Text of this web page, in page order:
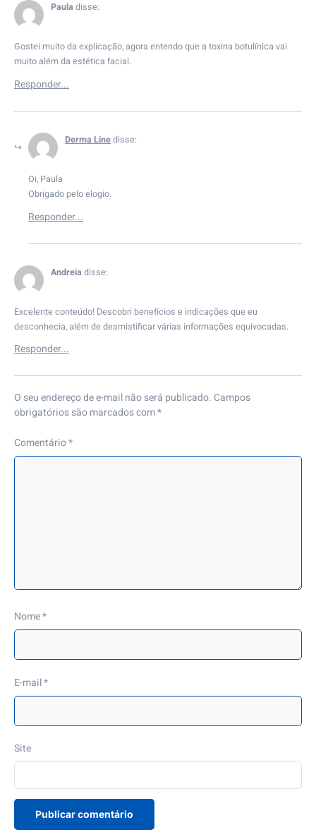
Pauladisse:
Gostei muito da explicação, agora entendo que a toxina botulínica vai
muito além da estética facial.
Derma Linedisse:
Oi, Paula
Obrigado pelo elogio.
Andreiadisse:
Excelente conteúdo! Descobri benefícios e indicações que eu
desconhecia, além de desmistificar várias informações equivocadas.
O seu endereço de e-mail não será publicado. Campos
obrigatórios são marcados com*
Comentário*
Nome*
E-mail*
Site